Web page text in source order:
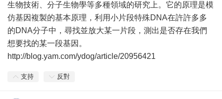
生物技術、分子生物學等多種領域的研究上。它的原理是模
仿基因複製的基本原理，利用小片段特殊DNA在許許多多
的DNA分子中，尋找並放大某一片段，測出是否存在我們
想要找的某一段基因。
http://blog.yam.com/ydog/article/20956421
支持 反對